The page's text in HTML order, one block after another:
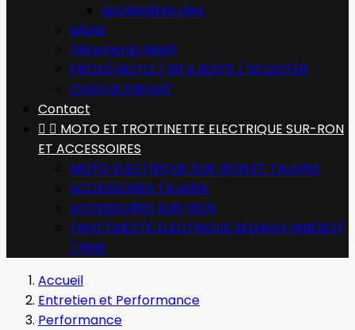
accessoires rjwc
pilote
Vêtements Mash
PIECES MOTO / 50 A BOITE / SCOOTER
CASQUE ENFANT
Contact
  MOTO ET TROTTINETTE ELECTRIQUE SUR-RON
ET ACCESSOIRES
MOTO ELECTRIQUE SUR-RON ET TALARIA
ACCESSOIRES TALARIA
ACCESSOIRES SUR-RON
TROTTINETTE ELECTRIQUE SEGWAY NINEBOT
/ RMS
Accueil
Entretien et Performance
Performance